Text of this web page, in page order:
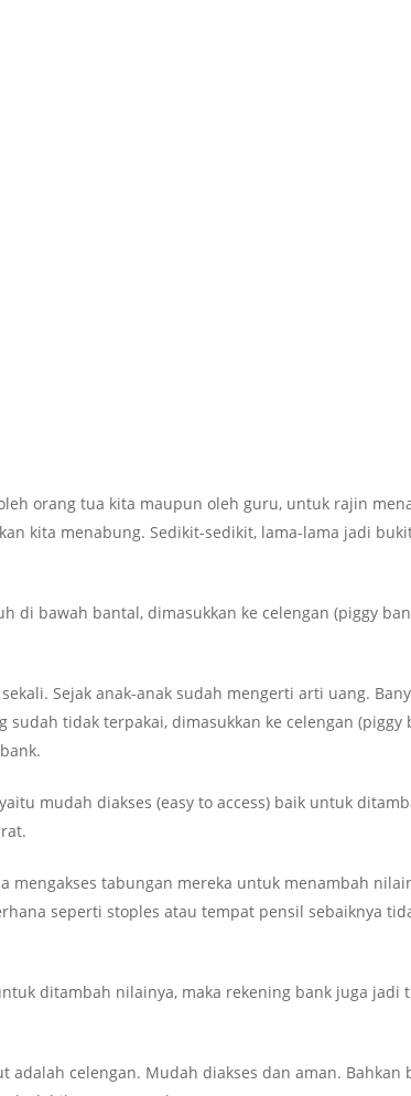
orang tua kita maupun oleh guru, untuk rajin
kita menabung. Sedikit-sedikit, lama-lama jadi
di bawah bantal, dimasukkan ke celengan (piggy
Sejak anak-anak sudah mengerti arti uang.
tidak terpakai, dimasukkan ke celengan
mudah diakses (easy to access) baik untuk
mengakses tabungan mereka untuk menambah
seperti stoples atau tempat pensil sebaiknya
ditambah nilainya, maka rekening bank juga jadi
celengan. Mudah diakses dan aman. Bahkan